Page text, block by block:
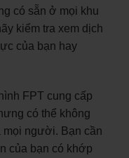
có sẵn ở mọi khu
kiểm tra xem dịch
của bạn hay
FPT cung cấp
có thể không
mọi người. Bạn cần
của bạn có khớp